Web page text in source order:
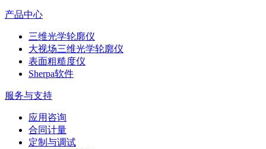
产品中心
三维光学轮廓仪
大视场三维光学轮廓仪
表面粗糙度仪
Sherpa软件
服务与支持
应用咨询
合同计量
定制与调试